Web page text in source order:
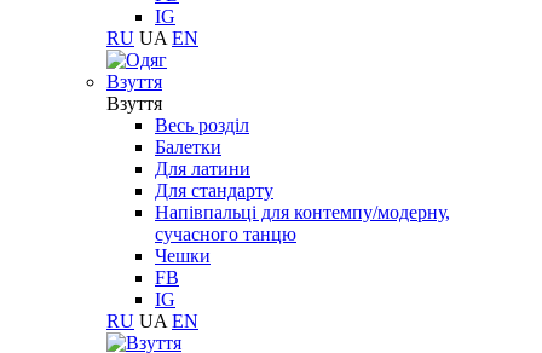
IG
RU UA EN
Взуття
Взуття
Весь розділ
Балетки
Для латини
Для стандарту
Напівпальці для контемпу/модерну,
сучасного танцю
Чешки
FB
IG
RU UA EN